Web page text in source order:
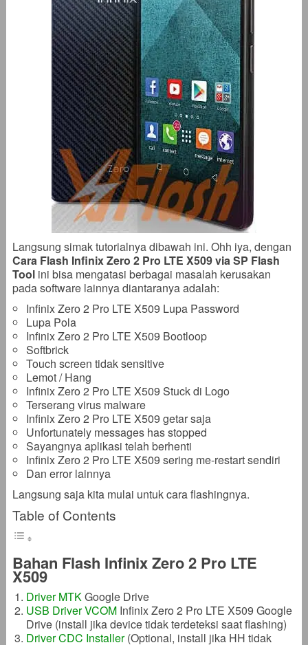
Langsung simak tutorialnya dibawah ini. Ohh iya, dengan
Cara Flash Infinix Zero 2 Pro LTE X509 via SP Flash
Toolini bisa mengatasi berbagai masalah kerusakan
pada software lainnya diantaranya adalah:
Infinix Zero 2 Pro LTE X509 Lupa Password
Lupa Pola
Infinix Zero 2 Pro LTE X509 Bootloop
Softbrick
Touch screen tidak sensitive
Lemot / Hang
Infinix Zero 2 Pro LTE X509 Stuck di Logo
Terserang virus malware
Infinix Zero 2 Pro LTE X509 getar saja
Unfortunately messages has stopped
Sayangnya aplikasi telah berhenti
Infinix Zero 2 Pro LTE X509 sering me-restart sendiri
Dan error lainnya
Langsung saja kita mulai untuk cara flashingnya.
Table of Contents
Bahan Flash Infinix Zero 2 Pro LTE
X509
Driver MTKGoogle Drive
USB Driver VCOMInfinix Zero 2 Pro LTE X509 Google
Drive (install jika device tidak terdeteksi saat flashing)
Driver CDC Installer(Optional, install jika HH tidak